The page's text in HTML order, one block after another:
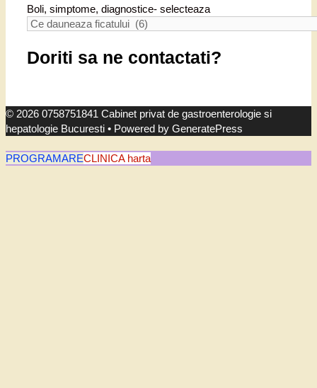
Boli, simptome, diagnostice- selecteaza
Doriti sa ne contactati?
© 2026 0758751841 Cabinet privat de gastroenterologie si
hepatologie Bucuresti • Powered by GeneratePress
PROGRAMARECLINICA harta